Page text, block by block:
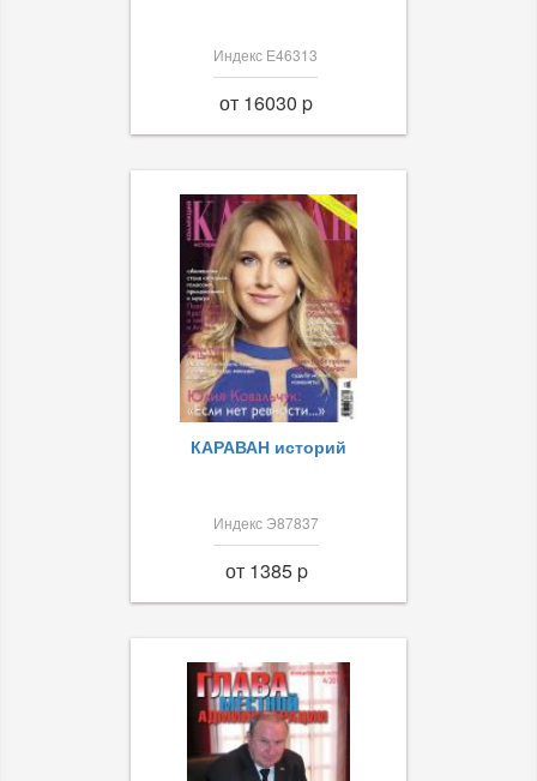
Индекс Е46313
от 16030 p
КАРАВАН историй
Индекс Э87837
от 1385 p